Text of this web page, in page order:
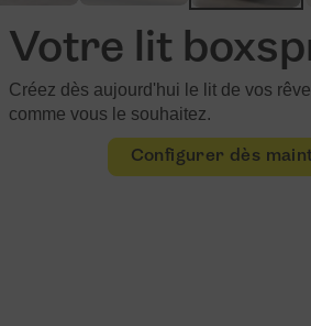
Votre lit
Créez dès aujourd'hui le lit de vos
comme vous le souhaitez.
Configurer dès